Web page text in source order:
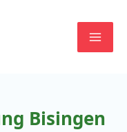
Bisingen